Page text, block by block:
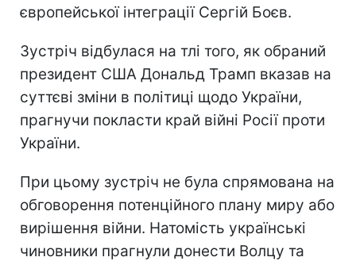
європейської інтеграції Сергій Боєв.
Зустріч відбулася на тлі того, як обраний
президент США Дональд Трамп вказав на
суттєві зміни в політиці щодо України,
прагнучи покласти край війні Росії проти
України.
При цьому зустріч не була спрямована на
обговорення потенційного плану миру або
вирішення війни. Натомість українські
чиновники прагнули донести Волцу та